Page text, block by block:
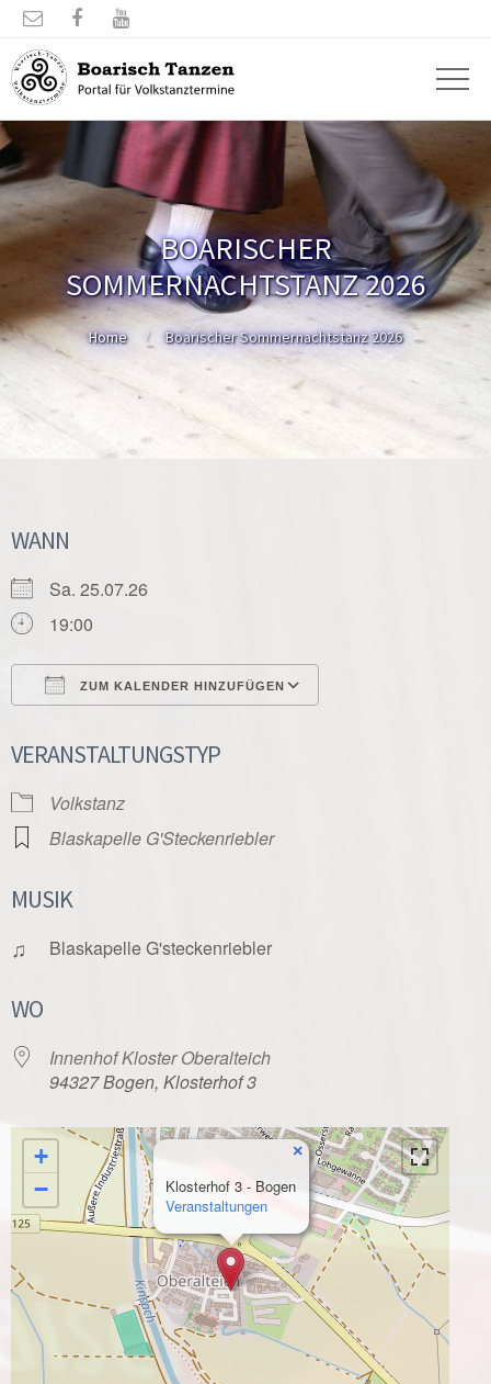
  
BOARISCHER
SOMMERNACHTSTANZ 2026
Home Boarischer Sommernachtstanz 2026
WANN
Sa. 25.07.26
19:00
ZUM KALENDER HINZUFÜGEN
VERANSTALTUNGSTYP
Volkstanz
Blaskapelle G'Steckenriebler
MUSIK
♫ Blaskapelle G'steckenriebler
WO
Innenhof Kloster Oberalteich
94327 Bogen, Klosterhof 3
Klosterhof 3 - Bogen
Veranstaltungen
×
+
−